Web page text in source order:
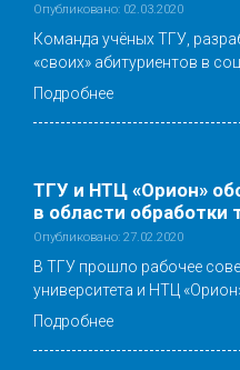
Опубликовано: 02.03.2020
Команда учёных ТГУ,
«своих» абитуриентов в
Подробнее
ТГУ и НТЦ «Орион»
в области обработки
Опубликовано: 27.02.2020
В ТГУ прошло рабочее
университета и НТЦ «Орион»
Подробнее